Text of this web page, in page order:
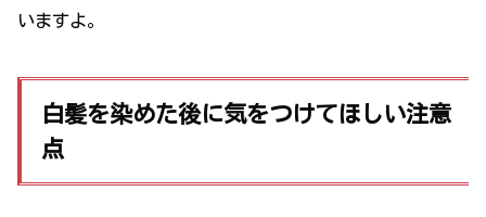
いますよ。
白髪を染めた後に気をつけてほしい注意
点